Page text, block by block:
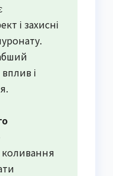
і захисні
і
коливання